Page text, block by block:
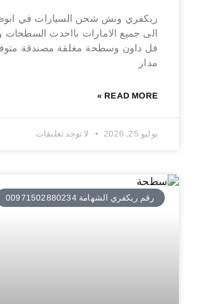
ريكفري ونش شحن السيارات في
الى جميع الامارات بااحدث السطحات
فل داون وسطحة مغلقة مصندقة
مدار
READ MORE »
يوليو 25, 2026 لا توجد تعليقات
رقم ريكفري الشهامة 00971502880234